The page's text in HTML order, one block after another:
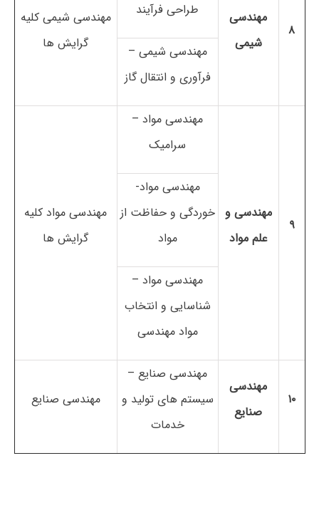
۸
مهندسی
شیمی
طراحی فرآیند
مهندسی شیمی کلیه
گرایش ها
مهندسی شیمی –
فرآوری و انتقال گاز
۹
مهندسی و
علم مواد
مهندسی مواد –
سرامیک
مهندسی مواد کلیه
گرایش ها
مهندسی مواد-
خوردگی و حفاظت از
مواد
مهندسی مواد –
شناسایی و انتخاب
مواد مهندسی
۱۰
مهندسی
صنایع
مهندسی صنایع –
سیستم های تولید و
خدمات
مهندسی صنایع